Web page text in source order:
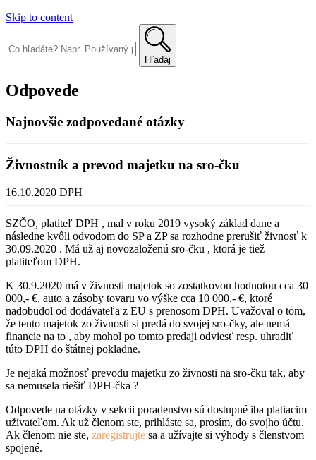
Skip to content
Hľadaj
Odpovede
Najnovšie zodpovedané otázky
Živnostník a prevod majetku na sro-čku
16.10.2020 DPH
SZČO, platiteľ DPH , mal v roku 2019 vysoký základ dane a
následne kvôli odvodom do SP a ZP sa rozhodne prerušiť živnosť k
30.09.2020 . Má už aj novozaloženú sro-čku , ktorá je tiež
platiteľom DPH.
K 30.9.2020 má v živnosti majetok so zostatkovou hodnotou cca 30
000,- €, auto a zásoby tovaru vo výške cca 10 000,- €, ktoré
nadobudol od dodávateľa z EU s prenosom DPH. Uvažoval o tom,
že tento majetok zo živnosti si predá do svojej sro-čky, ale nemá
financie na to , aby mohol po tomto predaji odviesť resp. uhradiť
túto DPH do štátnej pokladne.
Je nejaká možnosť prevodu majetku zo živnosti na sro-čku tak, aby
sa nemusela riešiť DPH-čka ?
Odpovede na otázky v sekcii poradenstvo sú dostupné iba platiacim
užívateľom. Ak už členom ste, prihláste sa, prosím, do svojho účtu.
Ak členom nie ste, zaregistrujte sa a užívajte si výhody s členstvom
spojené.